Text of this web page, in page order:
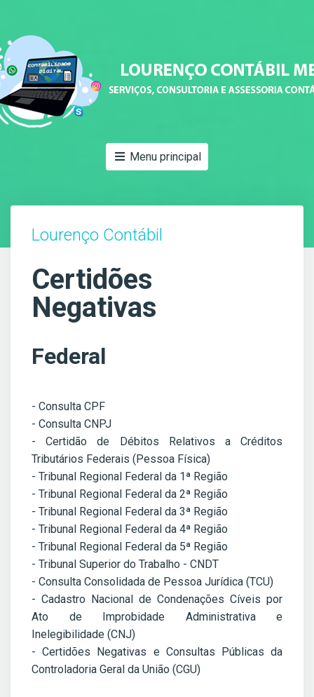
Menu principal
Lourenço Contábil
Certidões
Negativas
Federal
- Consulta CPF
- Consulta CNPJ
- Certidão de Débitos Relativos a Créditos
Tributários Federais (Pessoa Física)
- Tribunal Regional Federal da 1ª Região
- Tribunal Regional Federal da 2ª Região
- Tribunal Regional Federal da 3ª Região
- Tribunal Regional Federal da 4ª Região
- Tribunal Regional Federal da 5ª Região
- Tribunal Superior do Trabalho - CNDT
- Consulta Consolidada de Pessoa Jurídica (TCU)
- Cadastro Nacional de Condenações Cíveis por
Ato de Improbidade Administrativa e
Inelegibilidade (CNJ)
- Certidões Negativas e Consultas Públicas da
Controladoria Geral da União (CGU)